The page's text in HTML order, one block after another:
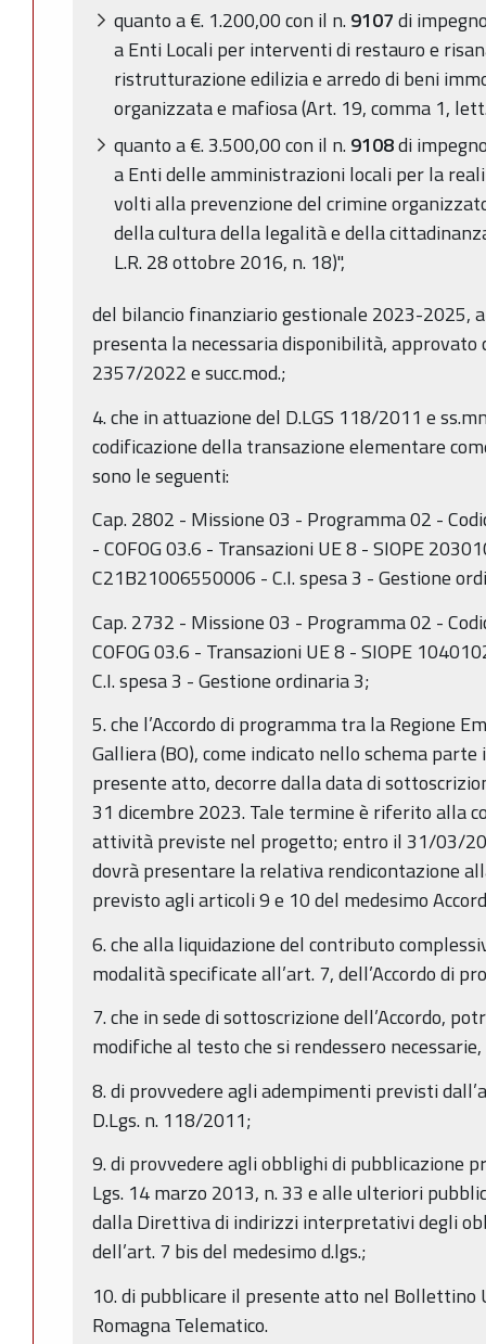
quanto a €. 1.200,00 con il n.9107di
a Enti Locali per interventi di restauro e
ristrutturazione edilizia e arredo di beni
organizzata e mafiosa (Art. 19, comma 1,
quanto a €. 3.500,00 con il n.9108di
a Enti delle amministrazioni locali per la
volti alla prevenzione del crimine
della cultura della legalità e della
L.R. 28 ottobre 2016, n. 18)",
del bilancio finanziario gestionale 2023-2025,
presenta la necessaria disponibilità, approvato
2357/2022 e succ.mod.;
4. che in attuazione del D.LGS 118/2011 e
codificazione della transazione elementare
sono le seguenti:
Cap. 2802 - Missione 03 - Programma 02 -
- COFOG 03.6 - Transazioni UE 8 - SIOPE
C21B21006550006 - C.I. spesa 3 - Gestione
Cap. 2732 - Missione 03 - Programma 02 -
COFOG 03.6 - Transazioni UE 8 - SIOPE
C.I. spesa 3 - Gestione ordinaria 3;
5. che l’Accordo di programma tra la Regione
Galliera (BO), come indicato nello schema
presente atto, decorre dalla data di
31 dicembre 2023. Tale termine è riferito alla
attività previste nel progetto; entro il 31/03/
dovrà presentare la relativa rendicontazione
previsto agli articoli 9 e 10 del medesimo
6. che alla liquidazione del contributo
modalità specificate all’art. 7, dell’Accordo di
7. che in sede di sottoscrizione dell’Accordo,
modifiche al testo che si rendessero
8. di provvedere agli adempimenti previsti
D.Lgs. n. 118/2011;
9. di provvedere agli obblighi di pubblicazione
Lgs. 14 marzo 2013, n. 33 e alle ulteriori
dalla Direttiva di indirizzi interpretativi degli
dell’art. 7 bis del medesimo d.lgs.;
10. di pubblicare il presente atto nel Bollettino
Romagna Telematico.